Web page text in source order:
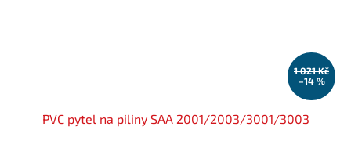
1 021 Kč
–14 %
PVC pytel na piliny SAA 2001/2003/3001/3003